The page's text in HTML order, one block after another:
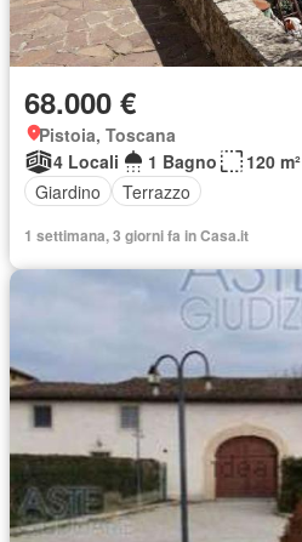
68.000 €
Pistoia, Toscana
4 Locali
1 Bagno
120 m²
Giardino
Terrazzo
1 settimana, 3 giorni fa in Casa.it